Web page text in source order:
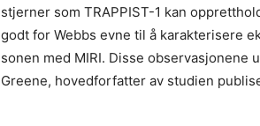
stjerner som TRAPPIST-1 kan
godt for Webbs evne til å karakterisere
sonen med MIRI. Disse
Greene, hovedforfatter av studien